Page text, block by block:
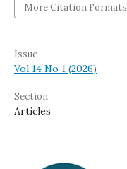
More Citation Formats
Issue
Vol 14 No 1 (2026)
Section
Articles